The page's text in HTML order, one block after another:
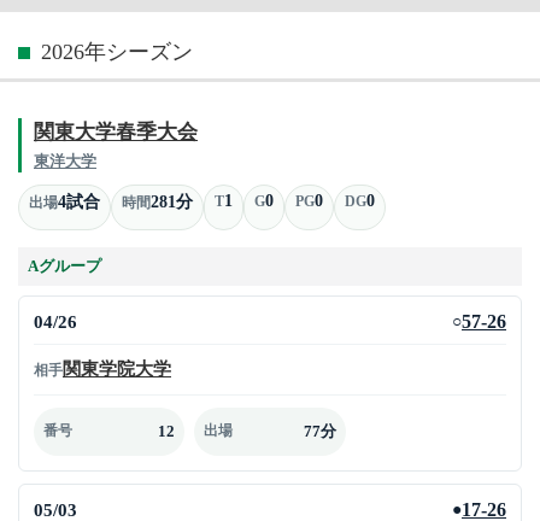
2026年シーズン
関東大学春季大会
東洋大学
出場4試合 時間281分 T1 G0 PG0 DG0
Aグループ
04/26 ○57-26
相手関東学院大学
番号 12 出場 77分
05/03 ●17-26